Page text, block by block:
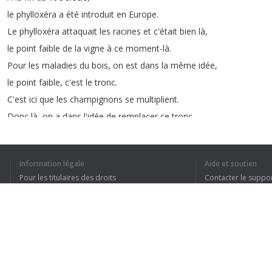
le phylloxéra a été introduit en Europe.
Le phylloxéra attaquait les racines et c'était bien là,
le point faible de la vigne à ce moment-là.
Pour les maladies du bois, on est dans la même idée,
le point faible, c'est le tronc.
C'est ici que les champignons se multiplient.
Donc là on a dans l'idée de remplacer ce tronc
compatible avec la vigne
et qui serait tolérant aux champignons.
Information légale
Pour les titulaires des droits
Aide et soutien
Contacter le